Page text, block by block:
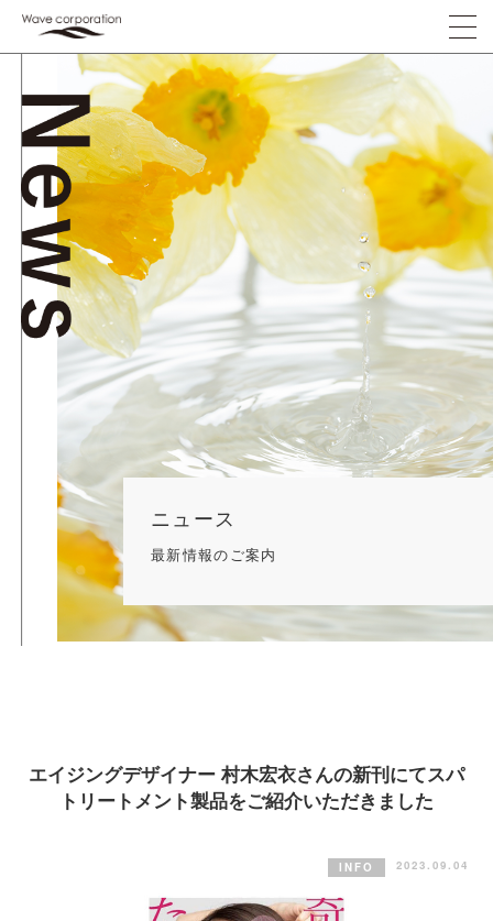
ニュース
最新情報のご案内
エイジングデザイナー 村木宏衣さんの新刊にてスパ
トリートメント製品をご紹介いただきました
INFO 2023.09.04